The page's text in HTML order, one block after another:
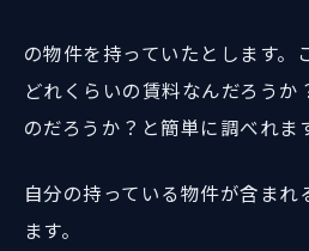
の物件を持っていたとします。
どれくらいの賃料なんだろうか
のだろうか？と簡単に調べれま
自分の持っている物件が含まれ
ます。